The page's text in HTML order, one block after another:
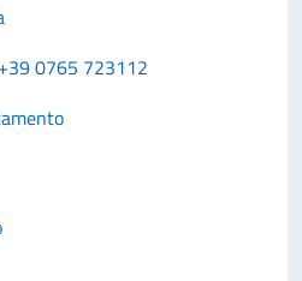
0765 723112